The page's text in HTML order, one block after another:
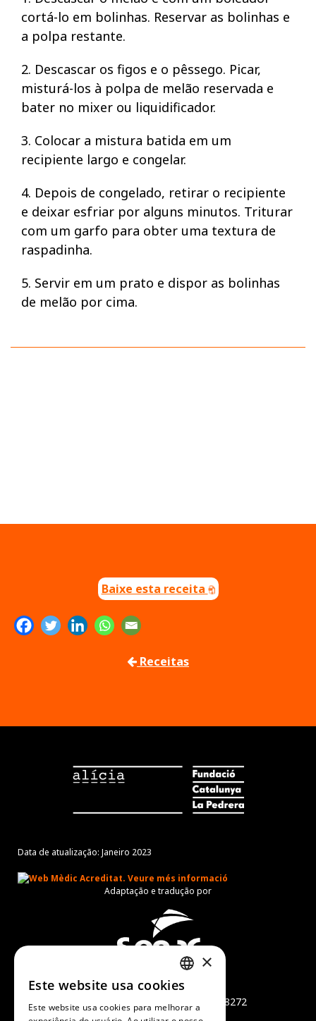
cortá-lo em bolinhas. Reservar as bolinhas e
a polpa restante.
2. Descascar os figos e o pêssego. Picar,
misturá-los à polpa de melão reservada e
bater no mixer ou liquidificador.
3. Colocar a mistura batida em um
recipiente largo e congelar.
4. Depois de congelado, retirar o recipiente
e deixar esfriar por alguns minutos. Triturar
com um garfo para obter uma textura de
raspadinha.
5. Servir em um prato e dispor as bolinhas
de melão por cima.
Baixe esta receita
Receitas
Data de atualização: Janeiro 2023
Adaptação e tradução por
Món Sant Benet
Camí de Sant Benet, s/n - 08272
Sant Fruitós de Bages
CATALAN
SPANISH
×
Este website usa cookies
Este website usa cookies para melhorar a